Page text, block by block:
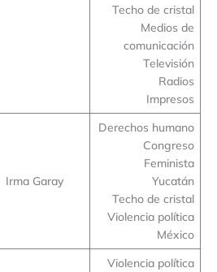
Techo de cristal
Medios de
comunicación
Televisión
Radios
Impresos
Irma Garay
Derechos humano
Congreso
Feminista
Yucatán
Techo de cristal
Violencia política
México
Violencia política